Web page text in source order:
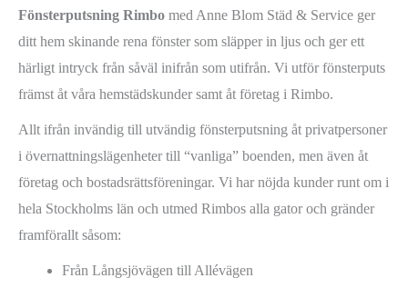
Fönsterputsning Rimbo med Anne Blom Städ & Service ger
ditt hem skinande rena fönster som släpper in ljus och ger ett
härligt intryck från såväl inifrån som utifrån. Vi utför fönsterputs
främst åt våra hemstädskunder samt åt företag i Rimbo.
Allt ifrån invändig till utvändig fönsterputsning åt privatpersoner
i övernattningslägenheter till “vanliga” boenden, men även åt
företag och bostadsrättsföreningar. Vi har nöjda kunder runt om i
hela Stockholms län och utmed Rimbos alla gator och gränder
framförallt såsom:
Från Långsjövägen till Allévägen